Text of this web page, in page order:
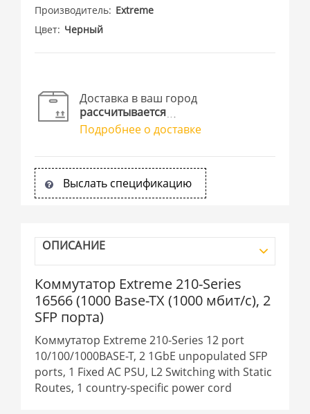
Производитель Extreme
Цвет Черный
Доставка в ваш город
рассчитывается
Подробнее о доставке
Выслать спецификацию
ОПИСАНИЕ
Коммутатор Extreme 210-Series
16566 (1000 Base-TX (1000 мбит/с), 2
SFP порта)
Коммутатор Extreme 210-Series 12 port
10/100/1000BASE-T, 2 1GbE unpopulated SFP
ports, 1 Fixed AC PSU, L2 Switching with Static
Routes, 1 country-specific power cord